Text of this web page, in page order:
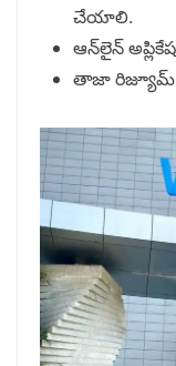
చేయాలి.
ఆన్‌లైన్
తాజా రిజ్యూమ్